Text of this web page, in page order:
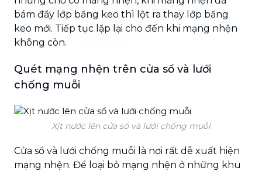
bám đầy lớp băng keo thì lột ra thay lớp băng
keo mới. Tiếp tục lặp lại cho đến khi mạng nhện
không còn.
Quét mạng nhện trên cửa sổ và lưới
chống muỗi
Xịt nước lên cửa sổ và lưới chống muỗi
Cửa sổ và lưới chống muỗi là nơi rất dễ xuất hiện
mạng nhện. Để loại bỏ mạng nhện ở những khu